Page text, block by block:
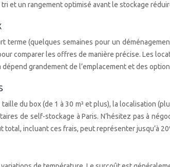
et un rangement optimisé avant le stockage
(quelques semaines pour un
comparer les offres de manière précise. Les
dépend grandement de l’emplacement et des
du box (de 1 à 30 m³ et plus), la localisation
de self-stockage à Paris. N’hésitez pas à
incluant ces frais, peut représenter jusqu’à